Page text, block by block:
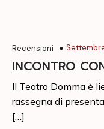
Recensioni
INCONTRO
Il Teatro Domma è
rassegna di
[…]